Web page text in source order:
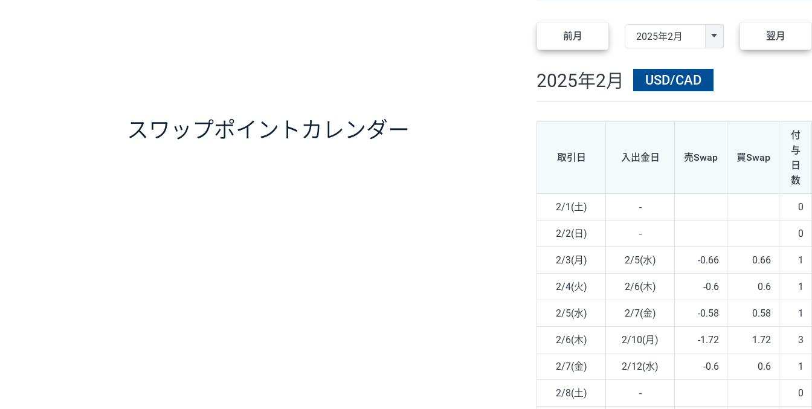
スワップポイント カレンダー
前月 翌月
2025年2月 USD/CAD
取引日 入出金日 売Swap 買Swap
付
与
日
数
2/1(土) - 0
2/2(日) - 0
2/3(月) 2/5(水) -0.66 0.66 1
2/4(火) 2/6(木) -0.6 0.6 1
2/5(水) 2/7(金) -0.58 0.58 1
2/6(木) 2/10(月) -1.72 1.72 3
2/7(金) 2/12(水) -0.6 0.6 1
2/8(土) - 0